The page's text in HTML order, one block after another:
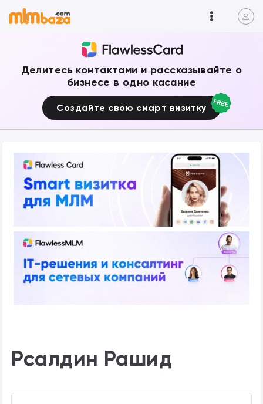
Делитесь контактами и рассказывайте о
бизнесе в одно касание
Создайте свою смарт визитку
Рсалдин Рашид